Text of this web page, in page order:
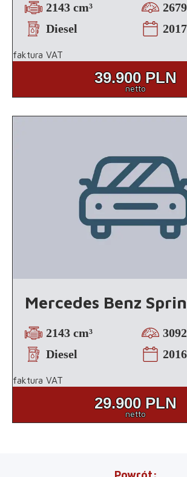
2143 cm³
Diesel
faktura VAT
39.900 PLN
netto
Mercedes Benz
2143 cm³
Diesel
faktura VAT
29.900 PLN
netto